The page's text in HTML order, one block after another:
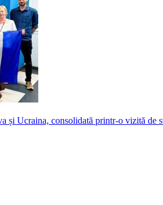
și Ucraina, consolidată printr-o vizită de